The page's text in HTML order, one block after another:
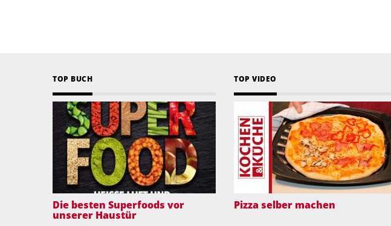
TOP BUCH
Die besten Superfoods vor
unserer Haustür
TOP VIDEO
Pizza selber machen